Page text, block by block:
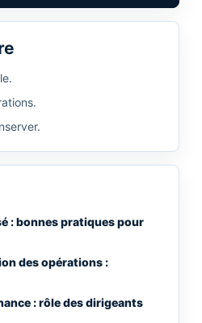
: bonnes pratiques pour
des opérations :
: rôle des dirigeants